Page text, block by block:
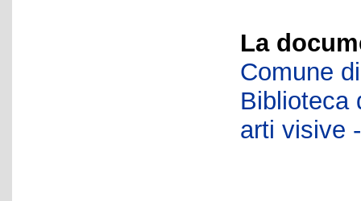
La
Comune
Biblioteca
arti visive